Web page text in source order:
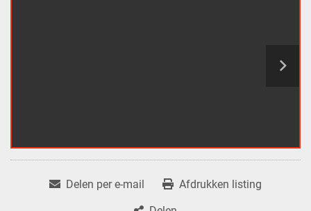
Delen per e-mail
Afdrukken listing